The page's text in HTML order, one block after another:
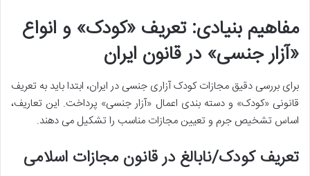
مفاهیم بنیادی: تعریف «کودک» و انواع
«آزار جنسی» در قانون ایران
برای بررسی دقیق مجازات کودک آزاری جنسی در ایران، ابتدا باید به تعریف
قانونی «کودک» و دسته بندی اعمال «آزار جنسی» پرداخت. این تعاریف،
اساس تشخیص جرم و تعیین مجازات مناسب را تشکیل می دهند.
تعریف کودک/نابالغ در قانون مجازات اسلامی